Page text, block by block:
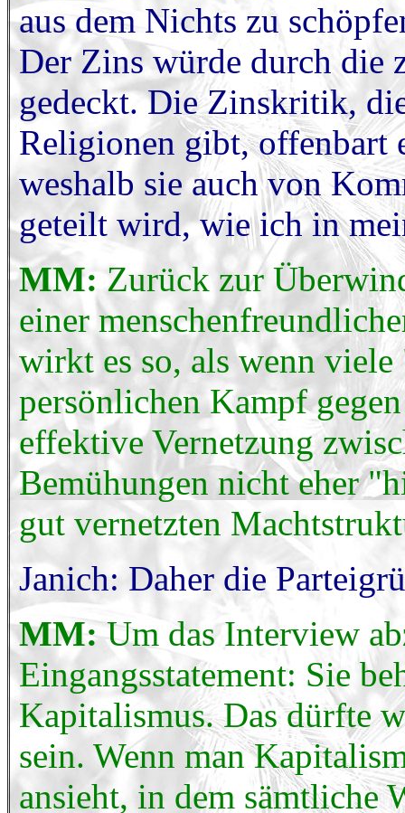
aus dem Nichts zu
Der Zins würde durch die
gedeckt. Die Zinskritik,
Religionen gibt, offenbart
weshalb sie auch von
geteilt wird, wie ich in
MM: Zurück zur
einer
wirkt es so, als wenn
persönlichen Kampf
effektive Vernetzung
Bemühungen nicht eher
gut vernetzten
Janich: Daher die
MM:Um das Interview
Eingangsstatement: Sie
Kapitalismus. Das dürfte
sein. Wenn man
ansieht, in dem sämtliche